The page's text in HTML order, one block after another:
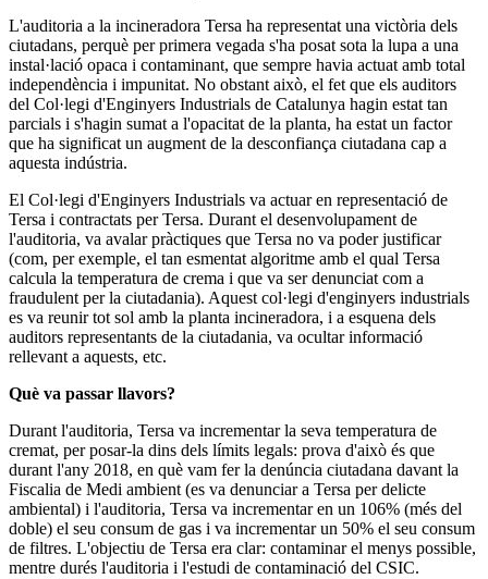
L'auditoria a la incineradora Tersa ha representat una victòria dels
ciutadans, perquè per primera vegada s'ha posat sota la lupa a una
instal·lació opaca i contaminant, que sempre havia actuat amb total
independència i impunitat. No obstant això, el fet que els auditors
del Col·legi d'Enginyers Industrials de Catalunya hagin estat tan
parcials i s'hagin sumat a l'opacitat de la planta, ha estat un factor
que ha significat un augment de la desconfiança ciutadana cap a
aquesta indústria.
El Col·legi d'Enginyers Industrials va actuar en representació de
Tersa i contractats per Tersa. Durant el desenvolupament de
l'auditoria, va avalar pràctiques que Tersa no va poder justificar
(com, per exemple, el tan esmentat algoritme amb el qual Tersa
calcula la temperatura de crema i que va ser denunciat com a
fraudulent per la ciutadania). Aquest col·legi d'enginyers industrials
es va reunir tot sol amb la planta incineradora, i a esquena dels
auditors representants de la ciutadania, va ocultar informació
rellevant a aquests, etc.
Què va passar llavors?
Durant l'auditoria, Tersa va incrementar la seva temperatura de
cremat, per posar-la dins dels límits legals: prova d'això és que
durant l'any 2018, en què vam fer la denúncia ciutadana davant la
Fiscalia de Medi ambient (es va denunciar a Tersa per delicte
ambiental) i l'auditoria, Tersa va incrementar en un 106% (més del
doble) el seu consum de gas i va incrementar un 50% el seu consum
de filtres. L'objectiu de Tersa era clar: contaminar el menys possible,
mentre durés l'auditoria i l'estudi de contaminació del CSIC.